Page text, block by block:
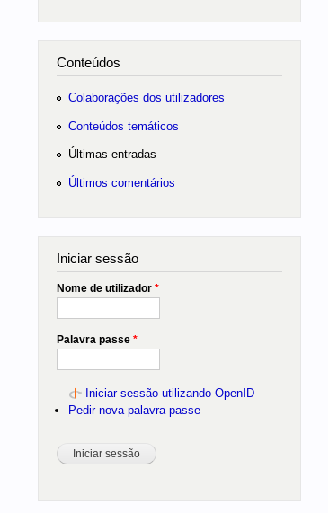
Conteúdos
Colaborações dos utilizadores
Conteúdos temáticos
Últimas entradas
Últimos comentários
Iniciar sessão
Nome de utilizador *
Palavra passe *
Iniciar sessão utilizando OpenID
Pedir nova palavra passe